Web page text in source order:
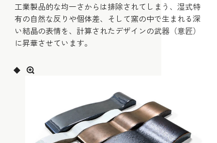
工業製品的な均一さからは排除されてしまう、湿式特
有の自然な反りや個体差、そして窯の中で生まれる深
い結晶の表情を、計算されたデザインの武器（意匠）
に昇華させています。